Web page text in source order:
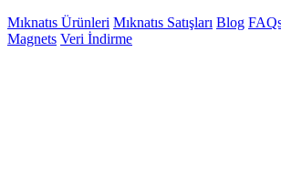
Mıknatıs Ürünleri Mıknatıs Satışları Blog
Magnets Veri İndirme